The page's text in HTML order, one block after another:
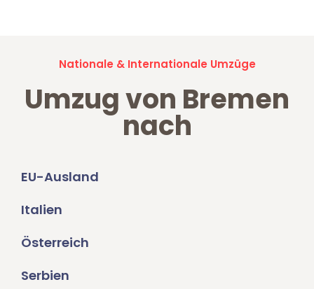
Nationale & Internationale Umzüge
Umzug von Bremen
nach
EU-Ausland
Italien
Österreich
Serbien